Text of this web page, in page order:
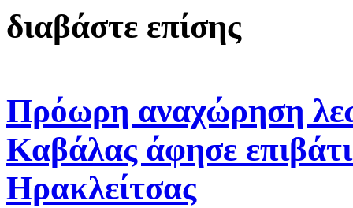
διαβάστε επίσης
Πρόωρη αναχώρηση
Καβάλας άφησε
Ηρακλείτσας